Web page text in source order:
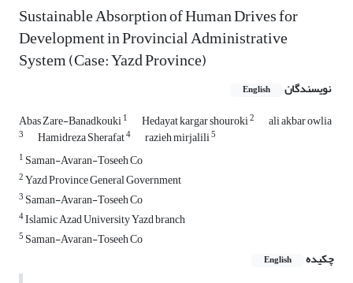
Sustainable Absorption of Human Drives for
Development in Provincial Administrative
System (Case: Yazd Province)
نویسندگان English
Abas Zare-Banadkouki1 Hedayat kargar shouroki2 ali akbar owlia
3 Hamidreza Sherafat4 razieh mirjalili5
1 Saman-Avaran-Toseeh Co
2Yazd Province General Government
3 Saman-Avaran-Toseeh Co
4Islamic Azad University Yazd branch
5 Saman-Avaran-Toseeh Co
چکیده
English